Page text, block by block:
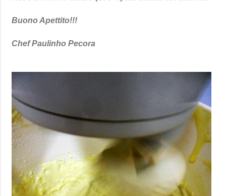
Buono Apettito!!!
Chef Paulinho Pecora